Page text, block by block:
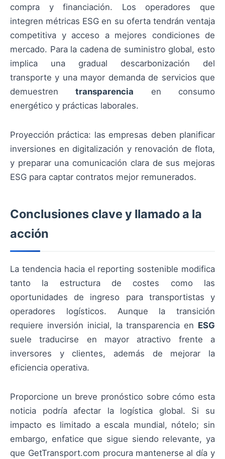
compra y financiación. Los operadores que
integren métricas ESG en su oferta tendrán ventaja
competitiva y acceso a mejores condiciones de
mercado. Para la cadena de suministro global, esto
implica una gradual descarbonización del
transporte y una mayor demanda de servicios que
demuestrentransparencia en consumo
energético y prácticas laborales.
Proyección práctica: las empresas deben planificar
inversiones en digitalización y renovación de flota,
y preparar una comunicación clara de sus mejoras
ESG para captar contratos mejor remunerados.
Conclusiones clave y llamado a la
acción
La tendencia hacia el reporting sostenible modifica
tanto la estructura de costes como las
oportunidades de ingreso para transportistas y
operadores logísticos. Aunque la transición
requiere inversión inicial, la transparencia en ESG
suele traducirse en mayor atractivo frente a
inversores y clientes, además de mejorar la
eficiencia operativa.
Proporcione un breve pronóstico sobre cómo esta
noticia podría afectar la logística global. Si su
impacto es limitado a escala mundial, nótelo; sin
embargo, enfatice que sigue siendo relevante, ya
que GetTransport.com procura mantenerse al día y